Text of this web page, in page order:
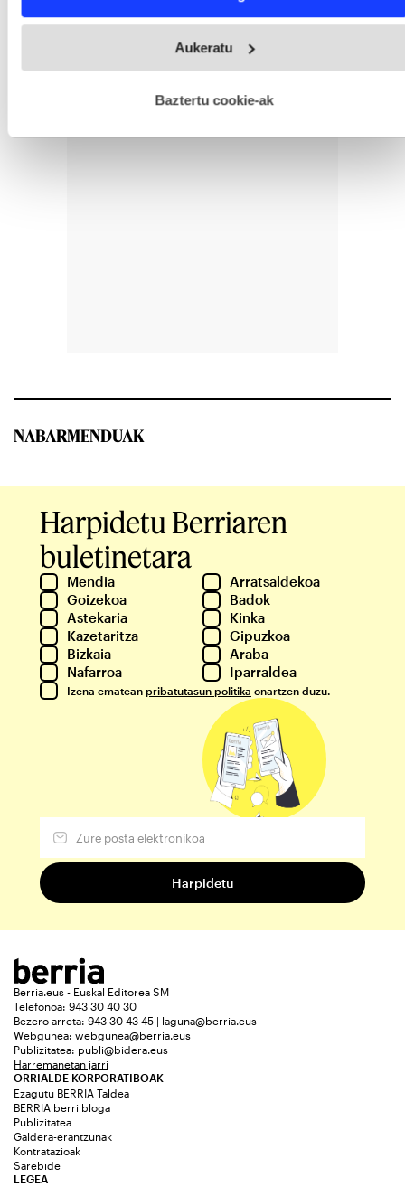
fitxategiak erabiltzen ditu. Zure esperientzia eta zerbitzuak
esplizitua ematen diguzu.Gehiago irakurri
Aukeratu
Baztertu cookie-ak
NABARMENDUAK
Harpidetu Berriaren
buletinetara
Mendia
Arratsaldekoa
Goizekoa
Badok
Astekaria
Kinka
Kazetaritza
Gipuzkoa
Bizkaia
Araba
Nafarroa
Iparraldea
Izena ematean pribatutasun politika onartzen duzu.
Berria.eus - Euskal Editorea SM
Telefonoa: 943 30 40 30
Bezero arreta: 943 30 43 45 | laguna@berria.eus
Webgunea: webgunea@berria.eus
Publizitatea: publi@bidera.eus
Harremanetan jarri
ORRIALDE KORPORATIBOAK
Ezagutu BERRIA Taldea
BERRIA berri bloga
Publizitatea
Galdera-erantzunak
Kontratazioak
Sarebide
LEGEA